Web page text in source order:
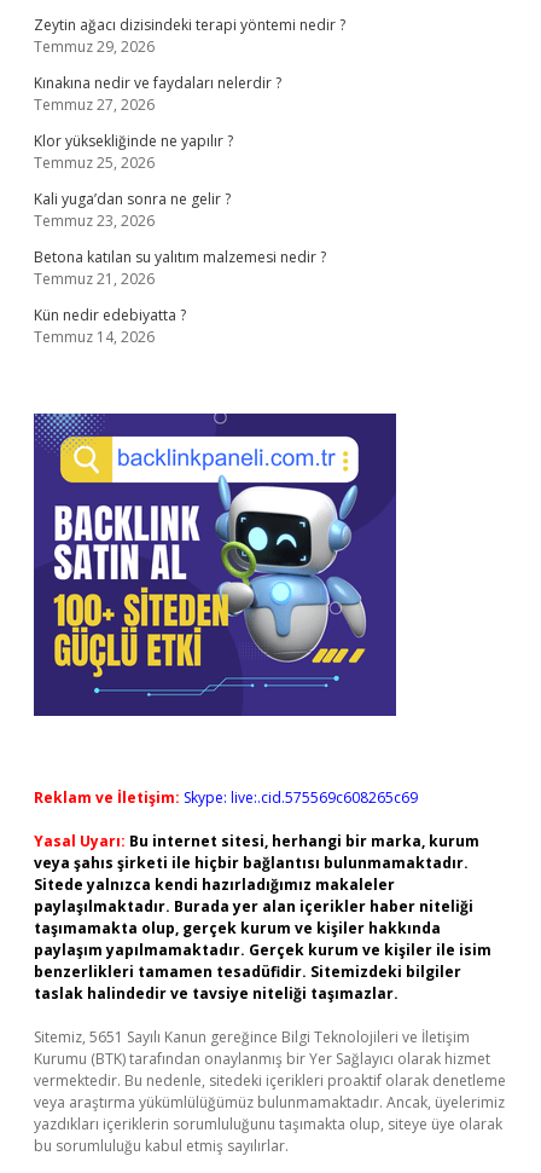
Zeytin ağacı dizisindeki terapi yöntemi nedir ?
Temmuz 29, 2026
Kınakına nedir ve faydaları nelerdir ?
Temmuz 27, 2026
Klor yüksekliğinde ne yapılır ?
Temmuz 25, 2026
Kali yuga’dan sonra ne gelir ?
Temmuz 23, 2026
Betona katılan su yalıtım malzemesi nedir ?
Temmuz 21, 2026
Kün nedir edebiyatta ?
Temmuz 14, 2026
Reklam ve İletişim: Skype: live:.cid.575569c608265c69
Yasal Uyarı: Bu internet sitesi, herhangi bir marka, kurum
veya şahıs şirketi ile hiçbir bağlantısı bulunmamaktadır.
Sitede yalnızca kendi hazırladığımız makaleler
paylaşılmaktadır. Burada yer alan içerikler haber niteliği
taşımamakta olup, gerçek kurum ve kişiler hakkında
paylaşım yapılmamaktadır. Gerçek kurum ve kişiler ile isim
benzerlikleri tamamen tesadüfidir. Sitemizdeki bilgiler
taslak halindedir ve tavsiye niteliği taşımazlar.
Sitemiz, 5651 Sayılı Kanun gereğince Bilgi Teknolojileri ve İletişim
Kurumu (BTK) tarafından onaylanmış bir Yer Sağlayıcı olarak hizmet
vermektedir. Bu nedenle, sitedeki içerikleri proaktif olarak denetleme
veya araştırma yükümlülüğümüz bulunmamaktadır. Ancak, üyelerimiz
yazdıkları içeriklerin sorumluluğunu taşımakta olup, siteye üye olarak
bu sorumluluğu kabul etmiş sayılırlar.